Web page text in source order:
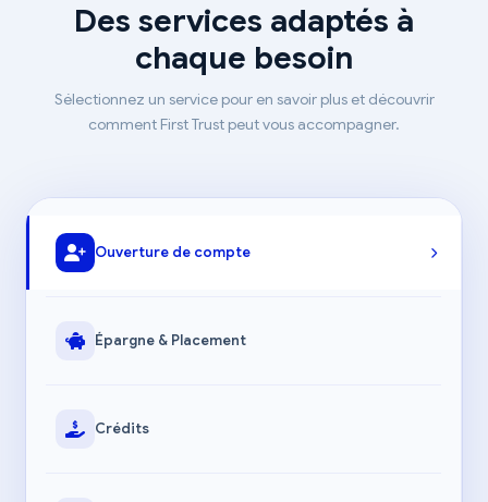
Des services adaptés à
chaque besoin
Sélectionnez un service pour en savoir plus et découvrir
comment First Trust peut vous accompagner.
Ouverture de compte
Épargne & Placement
Crédits